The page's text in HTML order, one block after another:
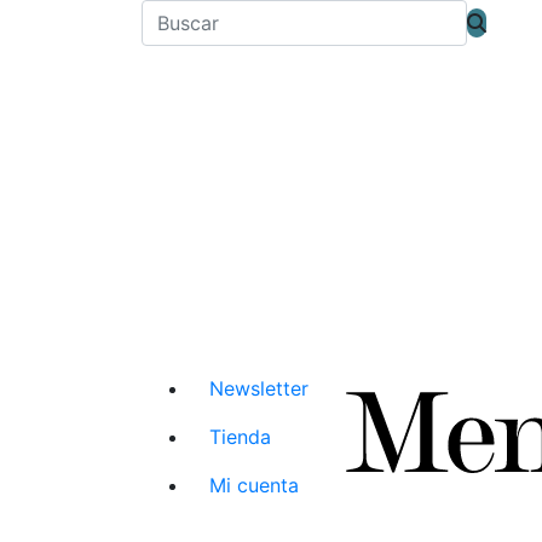
Newsletter
Tienda
Mi cuenta